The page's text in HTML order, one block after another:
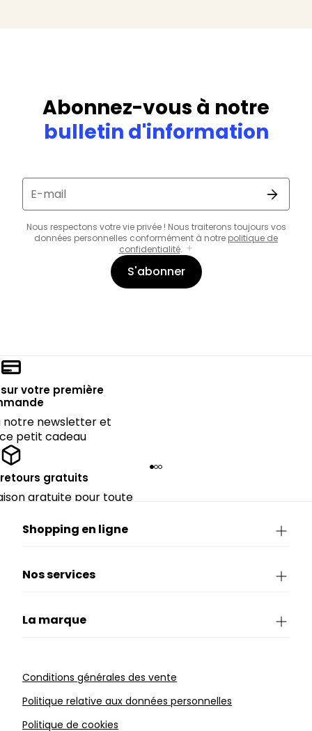
Abonnez-vous à notre
bulletin d'information
E-mail
Nous respectons votre vie privée ! Nous traiterons toujours vos
données personnelles conformément à notre politique de
confidentialité.
S'abonner
votre première
notre newsletter et
petit cadeau
gratuits
gratuite pour toute
Shopping en ligne
Nos services
La marque
Conditions générales des vente
Politique relative aux données personnelles
Politique de cookies